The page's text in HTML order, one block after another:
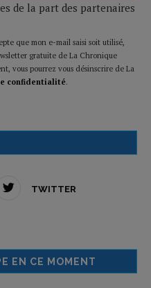
de la part des partenaires
que mon e-mail saisi soit utilisé,
gratuite de La Chronique
vous pourrez vous désinscrire de La
confidentialité.
TWITTER
EN CE MOMENT